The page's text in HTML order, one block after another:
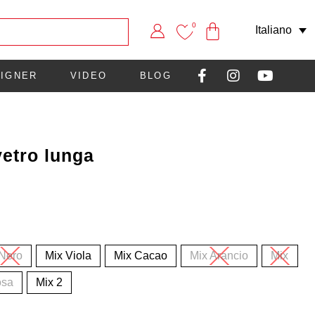
0 Italiano
VIDEO BLOG
lunga
Mix Viola Mix Cacao Mix Arancio Mix
Mix 2